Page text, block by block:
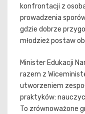
konfrontacji z
prowadzenia
gdzie dobrze
młodzież postaw
Minister Edukacji
razem z
utworzeniem
praktyków:
To zrównoważone